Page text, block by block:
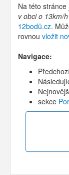
Na této
v obci o 13km/h
12bodů.cz.
rovnou vložit
Navigace:
sekce